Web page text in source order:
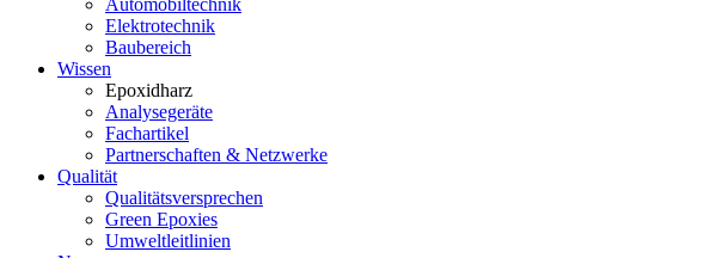
Automobiltechnik
Elektrotechnik
Baubereich
Wissen
Epoxidharz
Analysegeräte
Fachartikel
Partnerschaften & Netzwerke
Qualität
Qualitätsversprechen
Green Epoxies
Umweltleitlinien